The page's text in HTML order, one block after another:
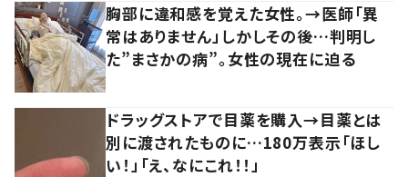
胸部に違和感を覚えた女性。→医師「異
常はありません」しかしその後…判明し
た”まさかの病”。女性の現在に迫る
ドラッグストアで目薬を購入→目薬とは
別に渡されたものに…180万表示「ほし
い！」「え、なにこれ！！」